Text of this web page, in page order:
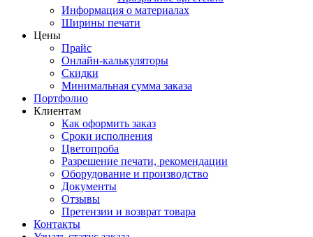
Информация о материалах
Ширины печати
Цены
Прайс
Онлайн-калькуляторы
Скидки
Минимальная сумма заказа
Портфолио
Клиентам
Как оформить заказ
Сроки исполнения
Цветопроба
Разрешение печати, рекомендации
Оборудование и производство
Документы
Отзывы
Претензии и возврат товара
Контакты